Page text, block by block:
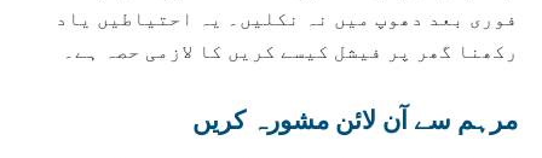
فوری بعد دھوپ میں نہ نکلیں۔ یہ احتیاطیں یاد
رکھنا گھر پر فیشل کیسے کریں کا لازمی حصہ ہے۔
مرہم سے آن لائن مشورہ کریں